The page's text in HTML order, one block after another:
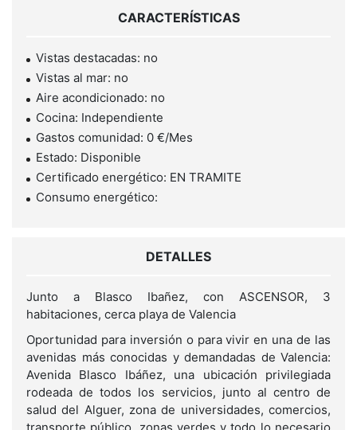
CARACTERÍSTICAS
Vistas destacadas: no
Vistas al mar: no
Aire acondicionado: no
Cocina: Independiente
Gastos comunidad: 0 €/Mes
Estado: Disponible
Certificado energético: EN TRAMITE
Consumo energético:
DETALLES
Junto a Blasco Ibañez, con ASCENSOR, 3
habitaciones, cerca playa de Valencia
Oportunidad para inversión o para vivir en una de las
avenidas más conocidas y demandadas de Valencia:
Avenida Blasco Ibáñez, una ubicación privilegiada
rodeada de todos los servicios, junto al centro de
salud del Alguer, zona de universidades, comercios,